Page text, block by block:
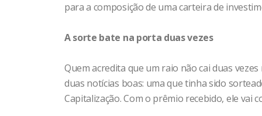
para a composição de uma carteira de
A sorte bate na porta duas vezes
Quem acredita que um raio não cai duas
duas notícias boas: uma que tinha sido
Capitalização. Com o prêmio recebido, ele vai